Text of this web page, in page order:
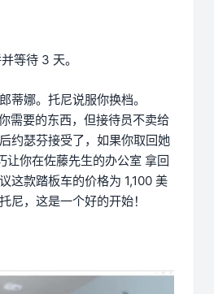
等待 3 天。
蒂娜。托尼说服你换档。
需要的东西，但接待员不卖给
约瑟芬接受了，如果你取回她
让你在佐藤先生的办公室 拿回
这款踏板车的价格为 1,100 美
尼，这是一个好的开始！